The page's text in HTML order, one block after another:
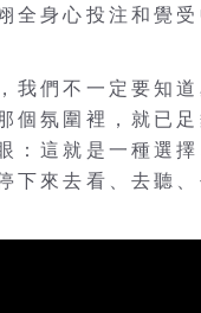
全身心投注和覺
我們不一定要知
個氛圍裡，就已
：這就是一種選
下來去看、去聽